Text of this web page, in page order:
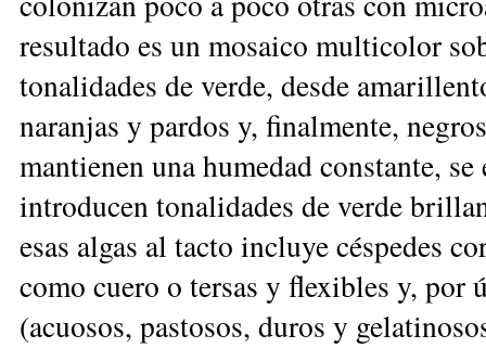
resultado es un mosaico multicolor
tonalidades de verde, desde
naranjas y pardos y, finalmente,
mantienen una humedad constante,
introducen tonalidades de verde
esas algas al tacto incluye céspedes
como cuero o tersas y flexibles y, por
(acuosos, pastosos, duros y